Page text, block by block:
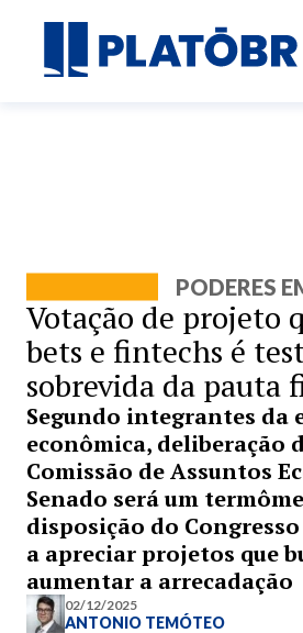
PODERES
Votação de projeto
bets e fintechs é
sobrevida da pauta
Segundo integrantes da
econômica, deliberação
Comissão de Assuntos
Senado será um
disposição do
a apreciar projetos que
aumentar a arrecadação
02/12/2025
ANTONIO TEMÓTEO